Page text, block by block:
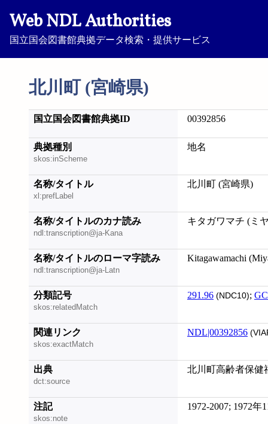
Web NDL Authorities
国立国会図書館典拠データ検索・提供サービス
北川町 (宮崎県)
国立国会図書館典拠ID 00392856
典拠種別
skos:inScheme
地名
名称/タイトル
xl:prefLabel
北川町 (宮崎県)
名称/タイトルのカナ読み
ndl:transcription@ja-Kana
キタガワマチ (ミ
名称/タイトルのローマ字読み
ndl:transcription@ja-Latn
Kitagawamachi
分類記号
skos:relatedMatch
291.96 (NDC10);
関連リンク
skos:exactMatch
NDL|00392856
出典
dct:source
北川町高齢者保健
注記
skos:note
1972-2007; 1972